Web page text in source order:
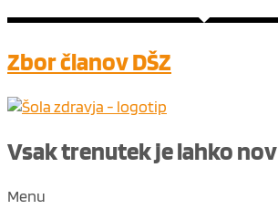
Zbor članov DŠZ
Vsak trenutek je lahko nov ​
Menu